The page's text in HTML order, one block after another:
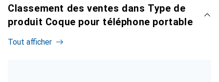
Classement des ventes dans Type de
produit Coque pour téléphone portable
Tout afficher